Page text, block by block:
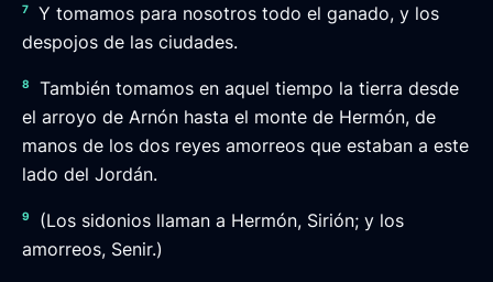
7
Y tomamos para nosotros todo el ganado, y los
despojos de las ciudades.
8
También tomamos en aquel tiempo la tierra desde
el arroyo de Arnón hasta el monte de Hermón, de
manos de los dos reyes amorreos que estaban a este
lado del Jordán.
9
(Los sidonios llaman a Hermón, Sirión; y los
amorreos, Senir.)